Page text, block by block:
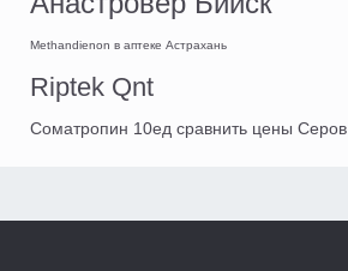
Methandienon в аптеке Астрахань
Riptek Qnt
Cоматропин 10ед сравнить цены Серов